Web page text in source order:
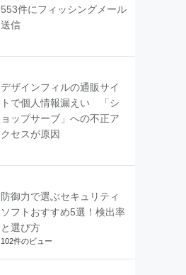
553件にフィッシングメール
送信
デザインフィルの通販サイ
トで個人情報漏えい 「シ
ョップサーブ」への不正ア
クセスが原因
防御力で選ぶセキュリティ
ソフトおすすめ5選！検出率
と選び方
102件のビュー